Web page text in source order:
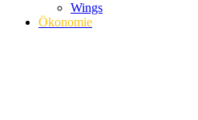
Wings
Ökonomie